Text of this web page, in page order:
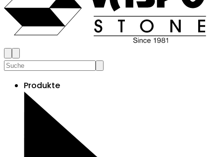
Produkte